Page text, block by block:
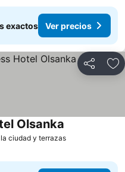
exactos Ver precios
Compartir
ciudad y terrazas
Olsanka